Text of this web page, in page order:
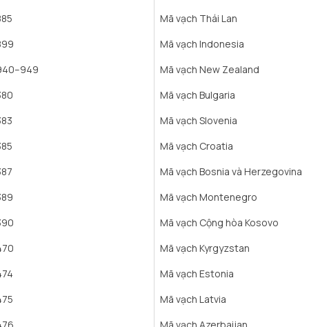
Mã vạch Thái Lan
Mã vạch Indonesia
Mã vạch New Zealand
Mã vạch Bulgaria
Mã vạch Slovenia
Mã vạch Croatia
Mã vạch Bosnia và Herzegovina
Mã vạch Montenegro
Mã vạch Cộng hòa Kosovo
Mã vạch Kyrgyzstan
Mã vạch Estonia
Mã vạch Latvia